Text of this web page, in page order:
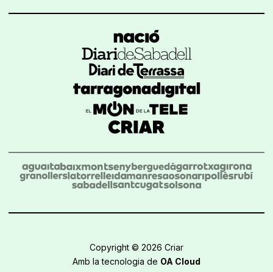
Copyright © 2026 Criar
Amb la tecnologia de OA Cloud